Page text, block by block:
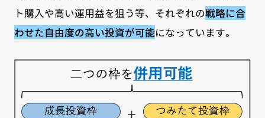
ト購入や高い運用益を狙う等、それぞれの戦略に合
わせた自由度の高い投資が可能になっています。